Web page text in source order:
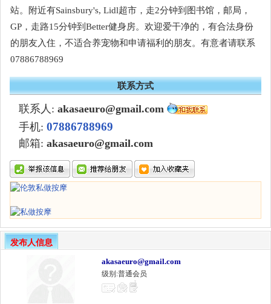
站。附近有Sainsbury's, Lidl超市，走2分钟到图书馆，邮局，
GP，走路15分钟到Better健身房。欢迎爱干净的，有合法身份
的朋友入住，不适合养宠物和申请福利的朋友。有意者请联系
07886788969
联系方式
联系人: akasaeuro@gmail.com
手机: 07886788969
邮箱: akasaeuro@gmail.com
发布人信息
akasaeuro@gmail.com
级别:普通会员